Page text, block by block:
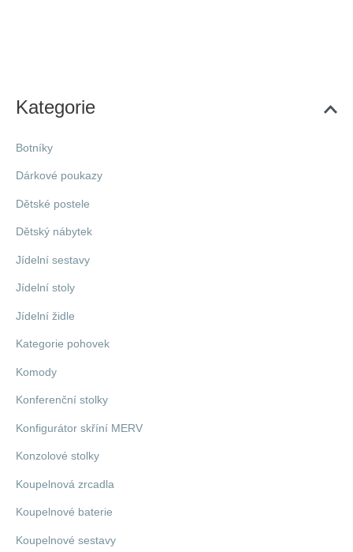
Kategorie
Botníky
Dárkové poukazy
Dětské postele
Dětský nábytek
Jídelní sestavy
Jídelní stoly
Jídelní židle
Kategorie pohovek
Komody
Konferenční stolky
Konfigurátor skříní MERV
Konzolové stolky
Koupelnová zrcadla
Koupelnové baterie
Koupelnové sestavy